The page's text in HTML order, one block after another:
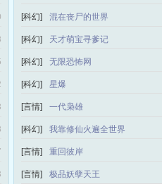
[科幻] 混在丧尸的世界
[科幻] 天才萌宝寻爹记
[科幻] 无限恐怖网
[科幻] 星爆
[言情] 一代枭雄
[科幻] 我靠修仙火遍全世界
[言情] 重回彼岸
[言情] 极品妖孽天王